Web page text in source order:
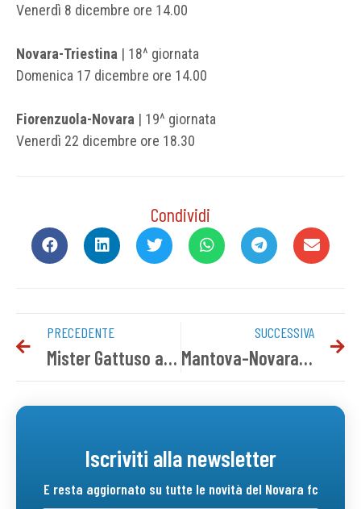
Venerdì 8 dicembre ore 14.00
Novara-Triestina | 18^ giornata
Domenica 17 dicembre ore 14.00
Fiorenzuola-Novara | 19^ giornata
Venerdì 22 dicembre ore 18.30
Condividi
PRECEDENTE
Mister Gattuso alla vigilia di Mantova-Novara
SUCCESSIVA
Mantova-Novara: i convocati azzurri
Iscriviti alla newsletter
E resta aggiornato su tutte le novità del Novara fc